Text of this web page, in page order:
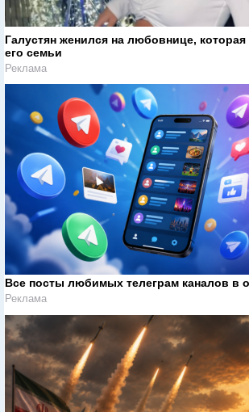
Галустян женился на любовнице,
его семьи
Реклама
Все посты любимых телеграм каналов в
Реклама